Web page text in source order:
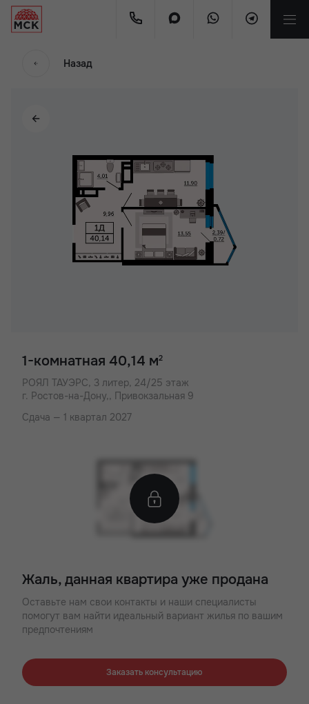
Назад
1-комнатная 40,14 м2
РОЯЛ ТАУЭРС, 3 литер, 24/25 этаж
г. Ростов-на-Дону,, Привокзальная 9
Сдача — 1 квартал 2027
Жаль, данная квартира уже продана
Оставьте нам свои контакты и наши специалисты
помогут вам найти идеальный вариант жилья по вашим
предпочтениям
Заказать консультацию